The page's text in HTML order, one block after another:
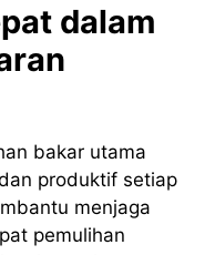
dalam
bakar utama
produktif setiap
menjaga
pemulihan